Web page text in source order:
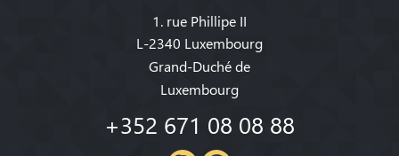
1. rue Phillipe II
L-2340 Luxembourg
Grand-Duché de
Luxembourg
+352 671 08 08 88